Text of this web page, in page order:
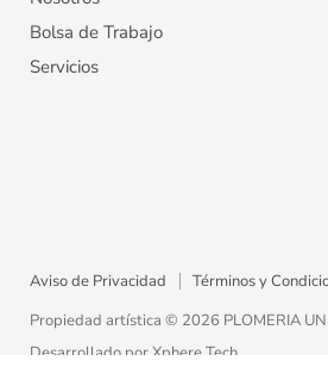
Bolsa de Trabajo
Servicios
Aviso de Privacidad Términos y
Propiedad artística © 2026 PLOMERIA
Desarrollado porXphere Tech